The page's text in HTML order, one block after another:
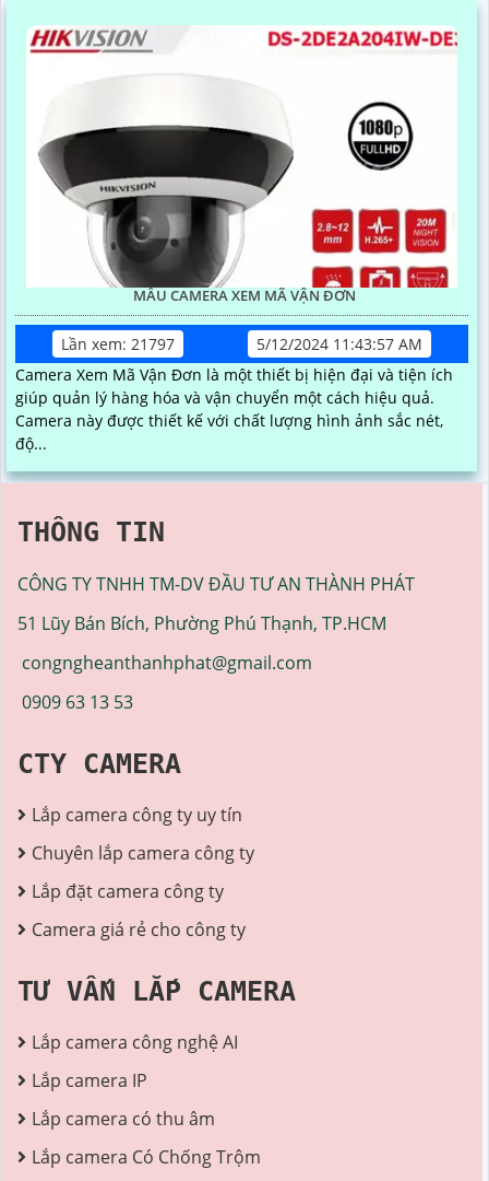
MẪU CAMERA XEM MÃ VẬN ĐƠN
Lần xem: 21797
5/12/2024 11:43:57 AM
Camera Xem Mã Vận Đơn là một thiết bị hiện đại và tiện ích
giúp quản lý hàng hóa và vận chuyển một cách hiệu quả.
Camera này được thiết kế với chất lượng hình ảnh sắc nét,
độ...
THÔNG TIN
CÔNG TY TNHH TM-DV ĐẦU TƯ AN THÀNH PHÁT
51 Lũy Bán Bích, Phường Phú Thạnh, TP.HCM
congngheanthanhphat@gmail.com
0909 63 13 53
CTY CAMERA
Lắp camera công ty uy tín
Chuyên lắp camera công ty
Lắp đặt camera công ty
Camera giá rẻ cho công ty
TƯ VẤN LẮP CAMERA
Lắp camera công nghệ AI
Lắp camera IP
Lắp camera có thu âm
Lắp camera Có Chống Trộm